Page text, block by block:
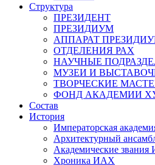
Структура
ПРЕЗИДЕНТ
ПРЕЗИДИУМ
АППАРАТ
ОТДЕЛЕНИЯ РАХ
НАУЧНЫЕ
МУЗЕИ И
ТВОРЧЕСКИЕ
ФОНД АКАДЕМИИ
Состав
История
Императорская
Архитектурный
Академические
Хроника ИАХ